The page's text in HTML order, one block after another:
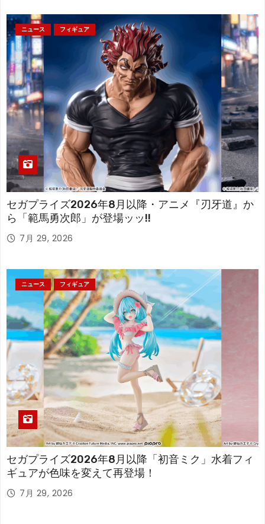
ニュース フィギュア
セガプライズ2026年8月以降・アニメ『刃牙道』か
ら「範馬勇次郎」が登場ッッ!!
7月 29, 2026
ニュース フィギュア
セガプライズ2026年8月以降「初音ミク」水着フィ
ギュアが色味を変えて再登場！
7月 29, 2026